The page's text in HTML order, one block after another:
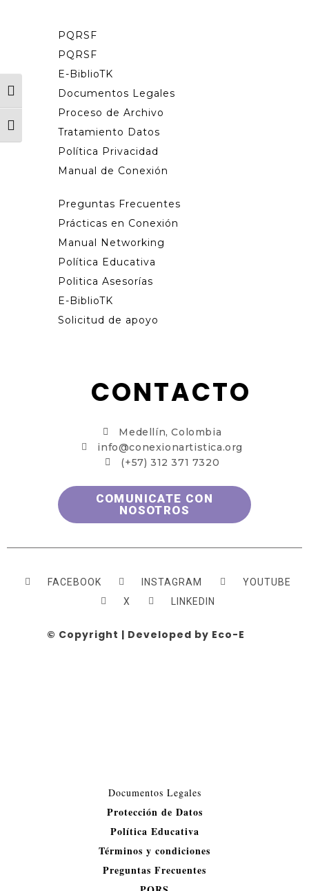
Toggle High Contrast
Toggle Font size
PQRSF
PQRSF
E-BiblioTK
Documentos Legales
Proceso de Archivo
Tratamiento Datos
Política Privacidad
Manual de Conexión
Preguntas Frecuentes
Prácticas en Conexión
Manual Networking
Política Educativa
Politica Asesorías
E-BiblioTK
Solicitud de apoyo
CONTACTO
Medellín, Colombia
info@conexionartistica.org
(+57) 312 371 7320
COMUNICATE CON
NOSOTROS
FACEBOOK INSTAGRAM
YOUTUBE
X
LINKEDIN
© Copyright | Developed by Eco-E
Documentos Legales​
Protección de Datos
Política Educativa
Términos y condiciones
Preguntas Frecuentes